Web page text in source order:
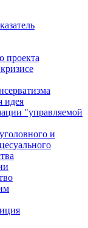
проекта
идея
"управляемой
и